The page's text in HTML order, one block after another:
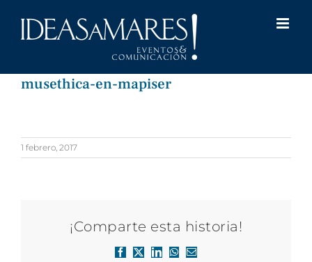
musethica-en-mapiser
1 febrero, 2017
¡Comparte esta historia!
Facebook
X LinkedInWhatsApp
Correo